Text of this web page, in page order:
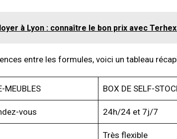
à Lyon : connaître le bon prix avec
entre les formules, voici un tableau
MEUBLES BOX DE SELF-
vous 24h/24 et 7j/7
Très flexible